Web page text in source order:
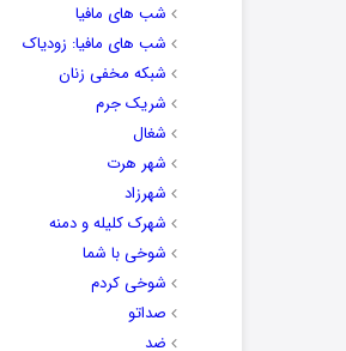
شب های مافیا
شب های مافیا: زودیاک
شبکه مخفی زنان
شریک جرم
شغال
شهر هرت
شهرزاد
شهرک کلیله و دمنه
شوخی با شما
شوخی کردم
صداتو
ضد